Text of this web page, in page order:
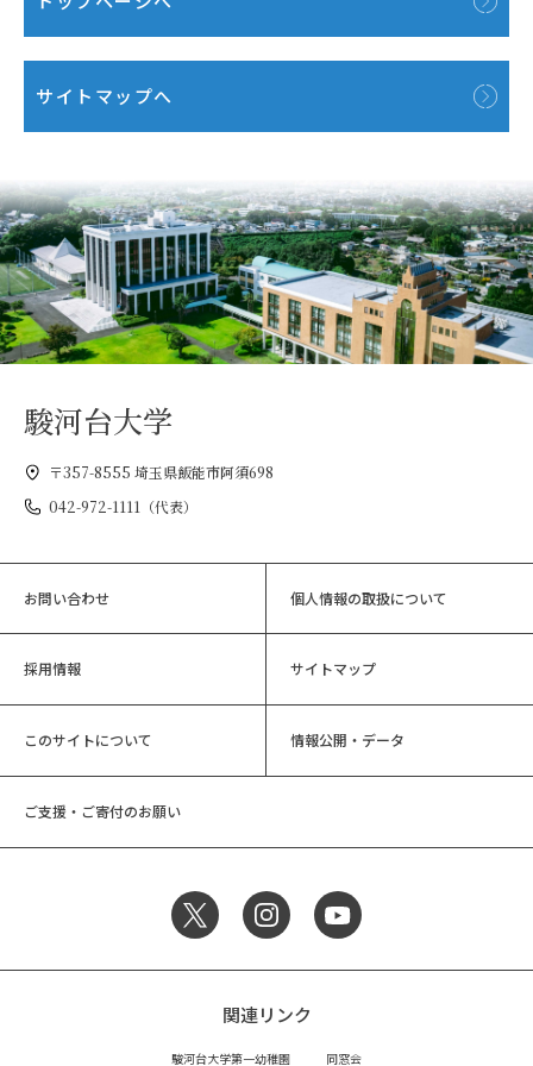
サイトマップへ
駿河台大学
〒357-8555 埼玉県飯能市阿須698
042-972-1111（代表）
お問い合わせ 個人情報の取扱について
採用情報 サイトマップ
このサイトについて 情報公開・データ
ご支援・ご寄付のお願い
関連リンク
駿河台大学第一幼稚園 同窓会